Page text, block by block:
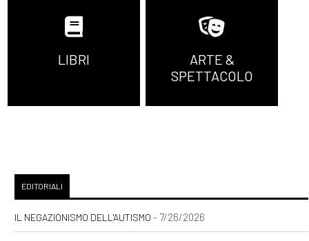
LIBRI
ARTE &
SPETTACOLO
EDITORIALI
IL NEGAZIONISMO DELL'AUTISMO - 7/26/2026